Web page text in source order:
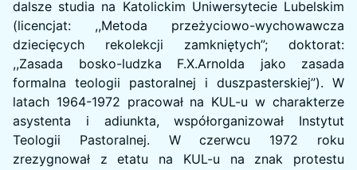
dalsze studia na Katolickim Uniwersytecie Lubelskim
(licencjat: ,,Metoda przeżyciowo-wychowawcza
dziecięcych rekolekcji zamkniętych”; doktorat:
,,Zasada bosko-ludzka F.X.Arnolda jako zasada
formalna teologii pastoralnej i duszpasterskiej”). W
latach 1964-1972 pracował na KUL-u w charakterze
asystenta i adiunkta, współorganizował Instytut
Teologii Pastoralnej. W czerwcu 1972 roku
zrezygnował z etatu na KUL-u na znak protestu